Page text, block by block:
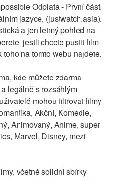
Odplata - První část.
jazyce, (justwatch.asia).
a jen letmý pohled na
jestli chcete pustit film
na tomto webu najdete.
kde můžete zdarma
legálně s rozsáhlým
mohou filtrovat filmy
Akční, Komedie,
Animovaný, Anime, super
Marvel, Disney, mezi
včetně solidní sbírky